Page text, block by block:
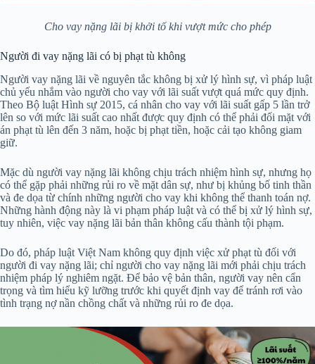
Cho vay nặng lãi bị khởi tố khi vượt mức cho phép
Người đi vay nặng lãi có bị phạt tù không
Người vay nặng lãi về nguyên tắc không bị xử lý hình sự, vì pháp luật
chủ yếu nhắm vào người cho vay với lãi suất vượt quá mức quy định.
Theo Bộ luật Hình sự 2015, cá nhân cho vay với lãi suất gấp 5 lần trở
lên so với mức lãi suất cao nhất được quy định có thể phải đối mặt với
án phạt tù lên đến 3 năm, hoặc bị phạt tiền, hoặc cải tạo không giam
giữ.
Mặc dù người vay nặng lãi không chịu trách nhiệm hình sự, nhưng họ
có thể gặp phải những rủi ro về mặt dân sự, như bị khủng bố tinh thần
và đe dọa từ chính những người cho vay khi không thể thanh toán nợ.
Những hành động này là vi phạm pháp luật và có thể bị xử lý hình sự,
tuy nhiên, việc vay nặng lãi bản thân không cấu thành tội phạm.
Do đó, pháp luật Việt Nam không quy định việc xử phạt tù đối với
người đi vay nặng lãi; chỉ người cho vay nặng lãi mới phải chịu trách
nhiệm pháp lý nghiêm ngặt. Để bảo vệ bản thân, người vay nên cẩn
trọng và tìm hiểu kỹ lưỡng trước khi quyết định vay để tránh rơi vào
tình trạng nợ nần chồng chất và những rủi ro đe dọa.